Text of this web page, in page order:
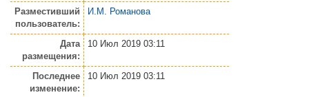
Разместивший
пользователь:
И.М. Романова
Дата
размещения:
10 Июл 2019 03:11
Последнее
изменение:
10 Июл 2019 03:11